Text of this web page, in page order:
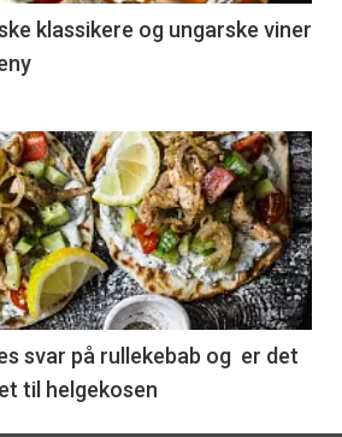
klassikere og ungarske viner
svar på rullekebab og er det
til helgekosen